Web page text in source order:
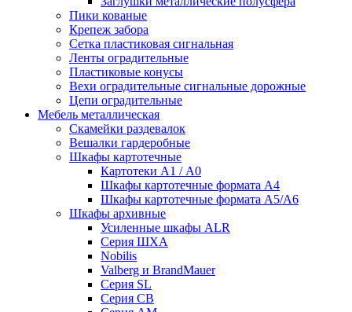
Пики кованые
Крепеж забора
Сетка пластиковая сигнальная
Ленты оградительные
Пластиковые конусы
Вехи оградительные сигнальные дорожные
Цепи оградительные
Мебель металлическая
Скамейки раздевалок
Вешалки гардеробные
Шкафы картотечные
Картотеки А1 / А0
Шкафы картотечные формата А4
Шкафы картотечные формата А5/А6
Шкафы архивные
Усиленные шкафы ALR
Серия ШХА
Nobilis
Valberg и BrandMauer
Cерия SL
Серия СВ